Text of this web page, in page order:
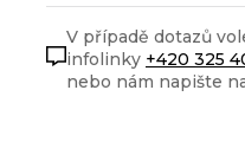
V případě dotazů
infolinky +420 325
nebo nám napište